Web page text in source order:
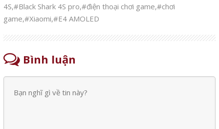
4S,#Black Shark 4S pro,#điện thoại chơi game,#chơi
game,#Xiaomi,#E4 AMOLED
Bình luận